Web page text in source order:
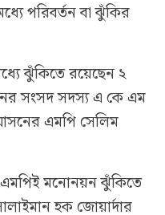
পরিবর্তন বা ঝুঁকির
ঝুঁকিতে রয়েছেন ২
সংসদ সদস্য এ কে এম
এমপি সেলিম
মনোনয়ন ঝুঁকিতে
হক জোয়ার্দার